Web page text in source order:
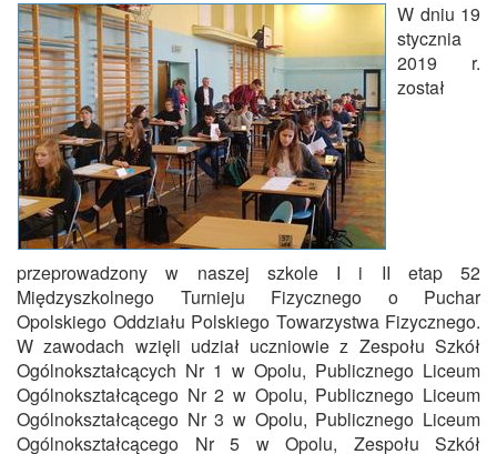
W dniu 19
stycznia
2019 r.
został
przeprowadzony w naszej szkole I i II etap 52
Międzyszkolnego Turnieju Fizycznego o Puchar
Opolskiego Oddziału Polskiego Towarzystwa Fizycznego.
W zawodach wzięli udział uczniowie z Zespołu Szkół
Ogólnokształcących Nr 1 w Opolu, Publicznego Liceum
Ogólnokształcącego Nr 2 w Opolu, Publicznego Liceum
Ogólnokształcącego Nr 3 w Opolu, Publicznego Liceum
Ogólnokształcącego Nr 5 w Opolu, Zespołu Szkół